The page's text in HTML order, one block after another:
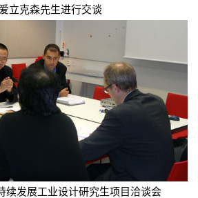
立克森先生进行交谈
续发展工业设计研究生项目洽谈会